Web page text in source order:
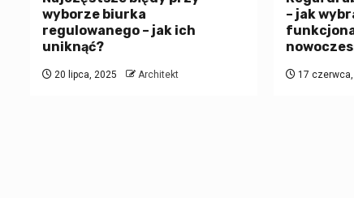
wyborze biurka
regulowanego – jak ich
uniknąć?
20 lipca, 2025 Architekt
– jak
17